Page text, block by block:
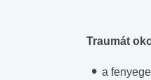
Traumát
a